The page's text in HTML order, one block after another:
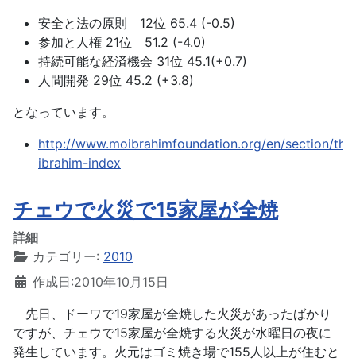
安全と法の原則 12位 65.4 (-0.5)
参加と人権 21位 51.2 (-4.0)
持続可能な経済機会 31位 45.1(+0.7)
人間開発 29位 45.2 (+3.8)
となっています。
http://www.moibrahimfoundation.org/en/section/
ibrahim-index
チェウで火災で15家屋が全焼
詳細
カテゴリー: 2010
作成日:2010年10月15日
先日、ドーワで19家屋が全焼した火災があったばかり
ですが、チェウで15家屋が全焼する火災が水曜日の夜に
発生しています。火元はゴミ焼き場で155人以上が住むと